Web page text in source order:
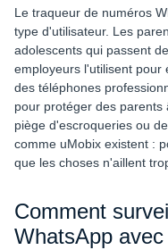
Le traqueur de numéros
type d'utilisateur. Les
adolescents qui passent
employeurs l'utilisent pour
des téléphones
pour protéger des
piège d'escroqueries ou
comme uMobix existent :
que les choses n'aillent
Comment
WhatsApp